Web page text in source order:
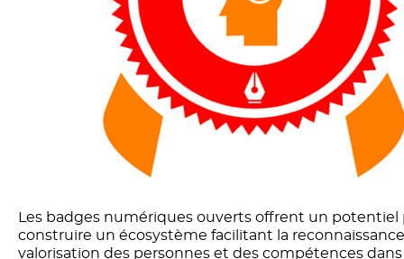
Les badges numériques ouverts offrent un potentiel
construire un écosystème facilitant la
valorisation des personnes et des compétences